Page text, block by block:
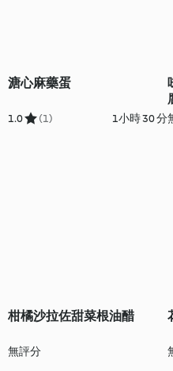
溏心麻藥蛋
1.0 (1) 1小時 30 分
柑橘沙拉佐甜菜根油醋
無評分